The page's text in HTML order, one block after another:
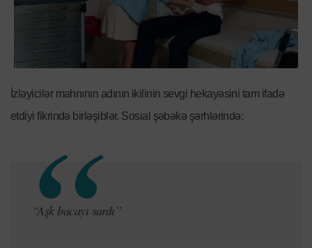
İzləyicilər mahnının adının ikilinin sevgi hekayəsini tam ifadə
etdiyi fikrində birləşiblər. Sosial şəbəkə şərhlərində:
“Aşk bacayı sardı”